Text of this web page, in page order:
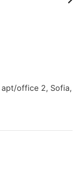
office 2, Sofia,